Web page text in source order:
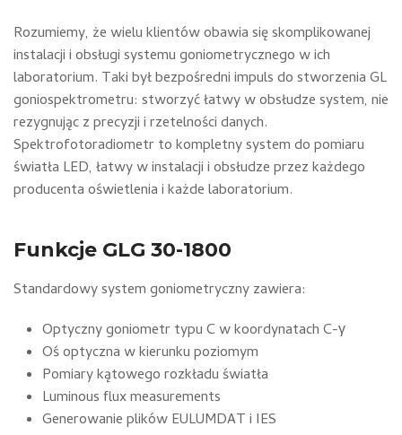
Rozumiemy, że wielu klientów obawia się skomplikowanej
instalacji i obsługi systemu goniometrycznego w ich
laboratorium. Taki był bezpośredni impuls do stworzenia GL
goniospektrometru: stworzyć łatwy w obsłudze system, nie
rezygnując z precyzji i rzetelności danych.
Spektrofotoradiometr to kompletny system do pomiaru
światła LED, łatwy w instalacji i obsłudze przez każdego
producenta oświetlenia i każde laboratorium.
Funkcje GLG 30-1800
Standardowy system goniometryczny zawiera:
Optyczny goniometr typu C w koordynatach C-γ
Oś optyczna w kierunku poziomym
Pomiary kątowego rozkładu światła
Luminous flux measurements
Generowanie plików EULUMDAT i IES